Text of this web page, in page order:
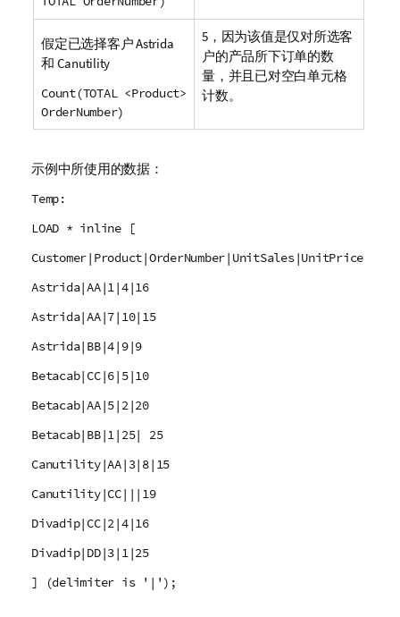
假定已选择客户 Astrida
和 Canutility
Count(TOTAL <Product>
OrderNumber)
5，因为该值是仅对所选客
户的产品所下订单的数
量，并且已对空白单元格
计数。
示例中所使用的数据：
Temp:
LOAD * inline [
Customer|Product|OrderNumber|UnitSales|UnitPrice
Astrida|AA|1|4|16
Astrida|AA|7|10|15
Astrida|BB|4|9|9
Betacab|CC|6|5|10
Betacab|AA|5|2|20
Betacab|BB|1|25| 25
Canutility|AA|3|8|15
Canutility|CC|||19
Divadip|CC|2|4|16
Divadip|DD|3|1|25
] (delimiter is '|');